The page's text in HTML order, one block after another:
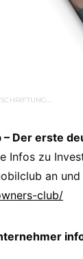
– Der erste
Infos zu
an
club/